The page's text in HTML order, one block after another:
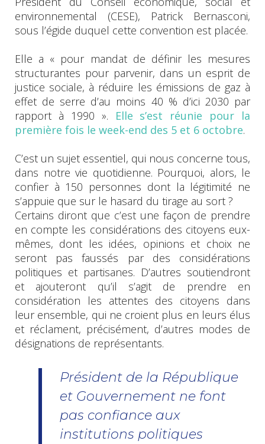
environnemental (CESE), Patrick Bernasconi,
sous l’égide duquel cette convention est placée.
Elle a « pour mandat de définir les mesures
structurantes pour parvenir, dans un esprit de
justice sociale, à réduire les émissions de gaz à
effet de serre d’au moins 40 % d’ici 2030 par
rapport à 1990 ».
Elle s’est réunie pour la
première fois le week-end des 5 et 6 octobre.
C’est un sujet essentiel, qui nous concerne tous,
dans notre vie quotidienne. Pourquoi, alors, le
confier à 150 personnes dont la légitimité ne
s’appuie que sur le hasard du tirage au sort ?
Certains diront que c’est une façon de prendre
en compte les considérations des citoyens eux-
mêmes, dont les idées, opinions et choix ne
seront pas faussés par des considérations
politiques et partisanes. D’autres soutiendront
et ajouteront qu’il s’agit de prendre en
considération les attentes des citoyens dans
leur ensemble, qui ne croient plus en leurs élus
et réclament, précisément, d’autres modes de
désignations de représentants.
Président de la République
et Gouvernement ne font
pas confiance aux
institutions politiques